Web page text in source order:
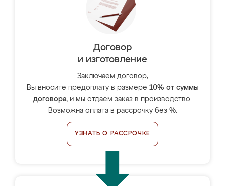
Договор
и изготовление
Заключаем договор,
Вы вносите предоплату в размере 10% от суммы
договора, и мы отдаём заказ в производство.
Возможна оплата в рассрочку без %.
УЗНАТЬ О РАССРОЧКЕ